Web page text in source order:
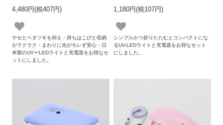
4,480円(税407円)
ヤセとベタツキを抑え・持ちはこびと収納
がラクラク・まわりに光がモレず安心・日
本製のUVーLEDライトと充電器をお得なセ
ットにしました。
1,180円(税107円)
シンプルかつ折りたたむとコンパクトにな
るUV-LEDライトと充電器をお得なセット
にしました。